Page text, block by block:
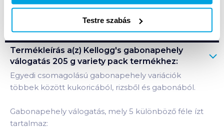
Testre szabás
Bevásárlólistához adom Értesíts, ha olcsóbb!
Termékleírás a(z) Kellogg's gabonapehely
válogatás 205 g variety pack termékhez:
Egyedi csomagolású gabonapehely variációk
többek között kukoricából, rizsből és gabonából.
Gabonapehely válogatás, mely 5 különböző féle ízt
tartalmaz: